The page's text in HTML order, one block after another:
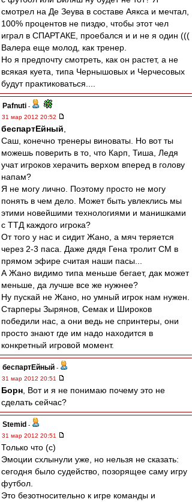
смотрел на Де Зеува в составе Аякса и мечтал,
100% процентов не пиздю, чтобы этот чел
играл в СПАРТАКЕ, проебался и и не я один (((
Валера еще молод, как тренер.
Но я предпочту смотреть, как он растет, а не
всякая куета, типа Чернышовых и Черчесовых
будут практиковаться....
Pafnuti -
31 мар 2012 20:52
беспартЕйный
Саш, конечно тренеры виноваты. Но вот ты
можешь поверить в то, что Карп, Тиша, Ледя
учат игроков херачить верхом вперед в голову
напам?
Я не могу лично. Поэтому просто не могу
понять в чем дело. Может быть увлеклись мы
этими новейшими технологиями и манишками
с ТТД каждого игрока?
От того у нас и сидит Жано, а мяч теряется
через 2-3 паса. Даже дядя Гена тролит СМ в
прямом эфире считая наши пасы...
А Жано видимо типа меньше бегает, дак может
меньше, да лучше все же нужнее?
Ну пускай не Жано, но умный игрок нам нужен.
Старперы Зырянов, Семак и Широков
победили нас, а они ведь не спринтеры, они
просто знают где им надо находится в
конкретный игровой момент.
беспартЕйный -
31 мар 2012 20:51
Борн , Вот и я не понимаю почему это не
сделать сейчас?
Stemid -
31 мар 2012 20:51
Только что (с)
Эмоции схлынули уже, но нельзя не сказать:
сегодня было судейство, позорящее саму игру
футбол.
Это безотносительно к игре команды и